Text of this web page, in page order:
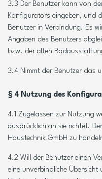
3.3 Der Benutzer kann von
Konfigurators eingeben, und
Benutzer in Verbindung. Es
Angaben des Benutzers
bzw. der alten
3.4 Nimmt der Benutzer das
§ 4 Nutzung des
4.1 Zugelassen zur Nutzung
ausdrücklich an sie richtet.
Haustechnik GmbH zu
4.2 Will der Benutzer einen
eine unverbindliche